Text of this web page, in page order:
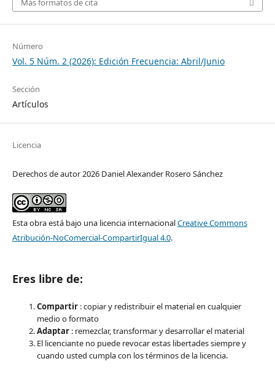
Más formatos de cita
Número
Vol. 5 Núm. 2 (2026): Edición Frecuencia: Abril/Junio
Sección
Artículos
Licencia
Derechos de autor 2026 Daniel Alexander Rosero Sánchez
Esta obra está bajo una licencia internacionalCreative Commons
Atribución-NoComercial-CompartirIgual 4.0.
Eres libre de:
Compartir : copiar y redistribuir el material en cualquier
medio o formato
Adaptar : remezclar, transformar y desarrollar el material
El licenciante no puede revocar estas libertades siempre y
cuando usted cumpla con los términos de la licencia.